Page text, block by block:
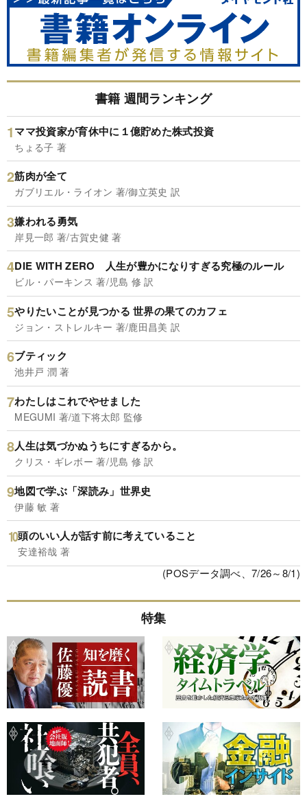
書籍 週間ランキング
ママ投資家が育休中に１億貯めた株式投資
ちょる子 著
筋肉が全て
ガブリエル・ライオン 著/御立英史 訳
嫌われる勇気
岸見一郎 著/古賀史健 著
DIE WITH ZERO 人生が豊かになりすぎる究極のルール
ビル・パーキンス 著/児島 修 訳
やりたいことが見つかる 世界の果てのカフェ
ジョン・ストレルキー 著/鹿田昌美 訳
ブティック
池井戸 潤 著
わたしはこれでやせました
MEGUMI 著/道下将太郎 監修
人生は気づかぬうちにすぎるから。
クリス・ギレボー 著/児島 修 訳
地図で学ぶ「深読み」世界史
伊藤 敏 著
頭のいい人が話す前に考えていること
安達裕哉 著
(POSデータ調べ、7/26～8/1)
特集